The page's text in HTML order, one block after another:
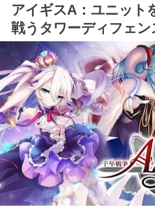
アイギスA：ユニット
戦うタワーディフェン